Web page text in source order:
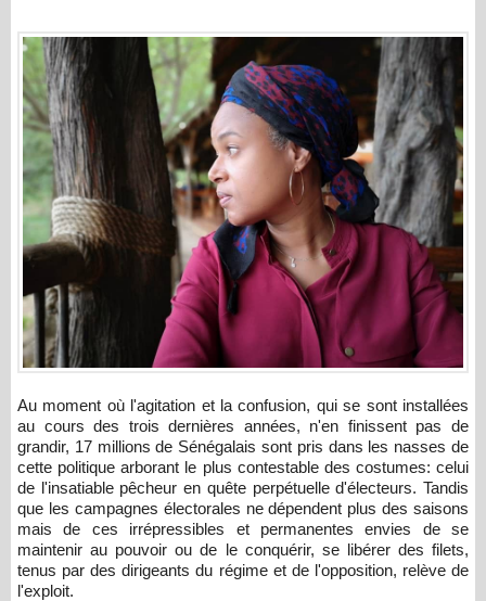
Au moment où l'agitation et la confusion, qui se sont installées
au cours des trois dernières années, n'en finissent pas de
grandir, 17 millions de Sénégalais sont pris dans les nasses de
cette politique arborant le plus contestable des costumes: celui
de l'insatiable pêcheur en quête perpétuelle d'électeurs. Tandis
que les campagnes électorales ne dépendent plus des saisons
mais de ces irrépressibles et permanentes envies de se
maintenir au pouvoir ou de le conquérir, se libérer des filets,
tenus par des dirigeants du régime et de l'opposition, relève de
l'exploit.